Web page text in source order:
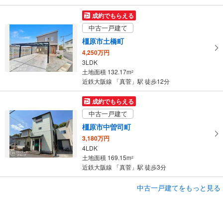
成約でもらえる
中古一戸建て
橿原市土橋町
4,250万円
3LDK
土地面積 132.17m2
近鉄大阪線 「真菅」駅 徒歩12分
成約でもらえる
中古一戸建て
橿原市中曽司町
3,180万円
4LDK
土地面積 169.15m2
近鉄大阪線 「真菅」駅 徒歩3分
中古一戸建てをもっと見る